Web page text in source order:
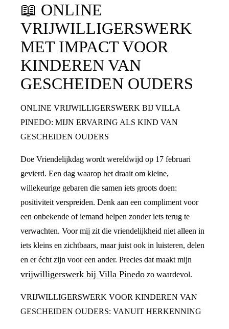
📖 ONLINE
VRIJWILLIGERSWERK
MET IMPACT VOOR
KINDEREN VAN
GESCHEIDEN OUDERS
ONLINE VRIJWILLIGERSWERK BIJ VILLA
PINEDO: MIJN ERVARING ALS KIND VAN
GESCHEIDEN OUDERS
Doe Vriendelijkdag wordt wereldwijd op 17 februari
gevierd. Een dag waarop het draait om kleine,
willekeurige gebaren die samen iets groots doen:
positiviteit verspreiden. Denk aan een compliment voor
een onbekende of iemand helpen zonder iets terug te
verwachten. Voor mij zit die vriendelijkheid niet alleen in
iets kleins en zichtbaars, maar juist ook in luisteren, delen
en er écht zijn voor een ander. Precies dat maakt mijn
vrijwilligerswerk bij Villa Pinedo zo waardevol.
VRIJWILLIGERSWERK VOOR KINDEREN VAN
GESCHEIDEN OUDERS: VANUIT HERKENNING